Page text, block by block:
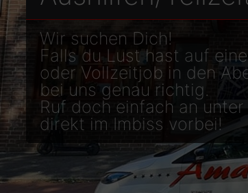
Wir suchen Dich!
Falls du Lust hast auf
oder Vollzeitjob in den
bei uns genau richtig.
Ruf doch einfach an
direkt im Imbiss vorbei!